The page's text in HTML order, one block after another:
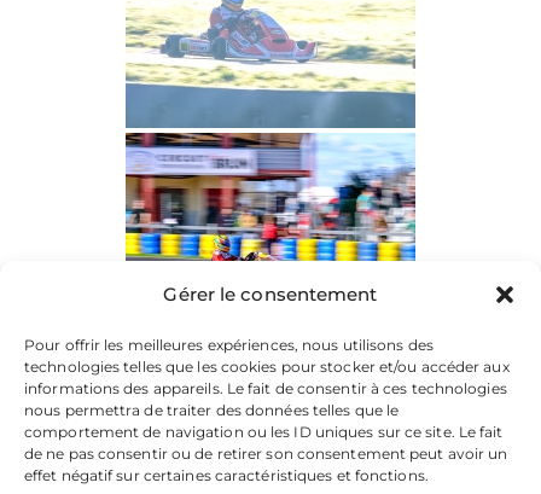
Gérer le consentement
Pour offrir les meilleures expériences, nous utilisons des
technologies telles que les cookies pour stocker et/ou accéder aux
informations des appareils. Le fait de consentir à ces technologies
nous permettra de traiter des données telles que le
comportement de navigation ou les ID uniques sur ce site. Le fait
de ne pas consentir ou de retirer son consentement peut avoir un
effet négatif sur certaines caractéristiques et fonctions.